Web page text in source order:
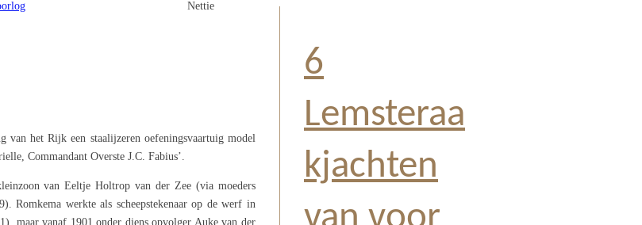
Nettie
van het Rijk een staalijzeren oefeningsvaartuig model
Commandant Overste J.C. Fabius’.
van Eeltje Holtrop van der Zee (via moeders
Romkema werkte als scheepstekenaar op de werf in
maar vanaf 1901 onder diens opvolger Auke van der
6
Lemsteraa
kjachten